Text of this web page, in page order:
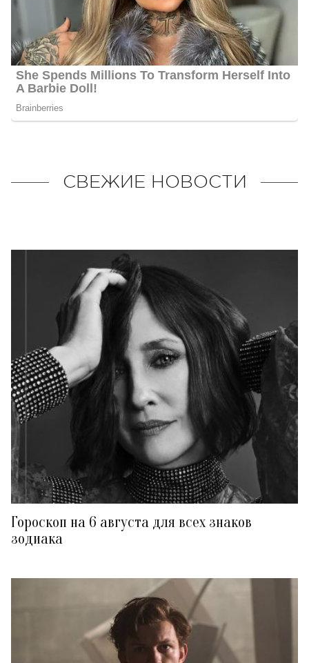
СВЕЖИЕ НОВОСТИ
Гороскоп на 6 августа для всех знаков
зодиака